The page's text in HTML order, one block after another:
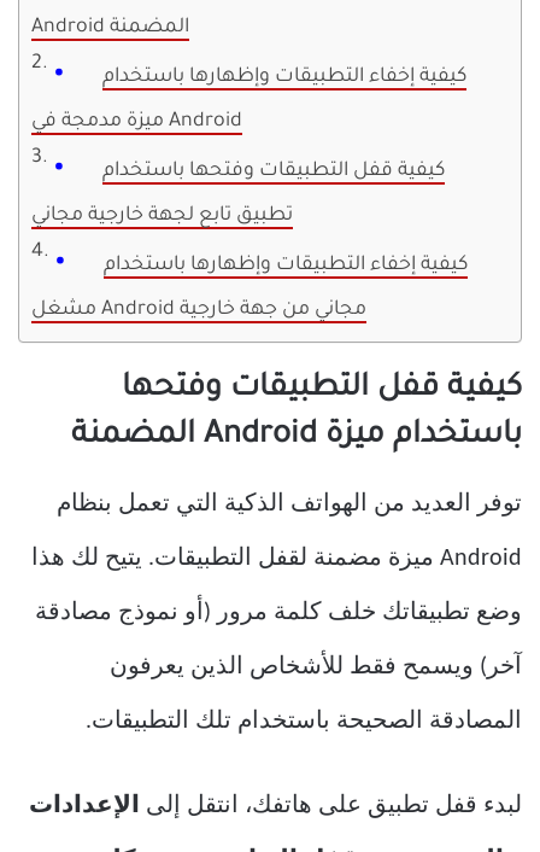
Android المضمنة
كيفية إخفاء التطبيقات وإظهارها باستخدام
ميزة مدمجة في Android
كيفية قفل التطبيقات وفتحها باستخدام
تطبيق تابع لجهة خارجية مجاني
كيفية إخفاء التطبيقات وإظهارها باستخدام
مشغل Android مجاني من جهة خارجية
كيفية قفل التطبيقات وفتحها
باستخدام ميزة Android المضمنة
توفر العديد من الهواتف الذكية التي تعمل بنظام
Android ميزة مضمنة لقفل التطبيقات. يتيح لك هذا
وضع تطبيقاتك خلف كلمة مرور (أو نموذج مصادقة
آخر) ويسمح فقط للأشخاص الذين يعرفون
المصادقة الصحيحة باستخدام تلك التطبيقات.
لبدء قفل تطبيق على هاتفك، انتقل إلى الإعدادات